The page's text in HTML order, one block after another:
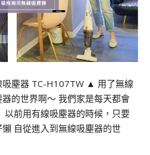
塵器 TC-H107TW ▲ 用了無線
的世界啊～ 我們家是每天都會
以前用有線吸塵器的時候，只要
自從進入到無線吸塵器的世